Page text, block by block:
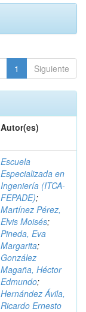
1 Siguiente
Autor(es)
Escuela
Especializada en
Ingeniería (ITCA-
FEPADE);
Martínez Pérez,
Elvis Moisés;
Pineda, Eva
Margarita;
González
Magaña, Héctor
Edmundo;
Hernández Ávila,
Ricardo Ernesto